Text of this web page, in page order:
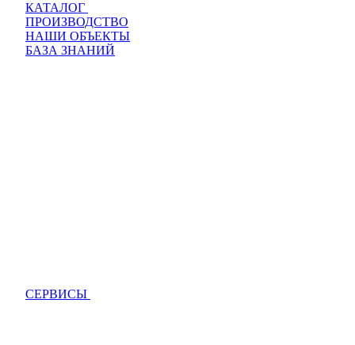
КАТАЛОГ
ПРОИЗВОДСТВО
НАШИ ОБЪЕКТЫ
БАЗА ЗНАНИЙ
СЕРВИСЫ